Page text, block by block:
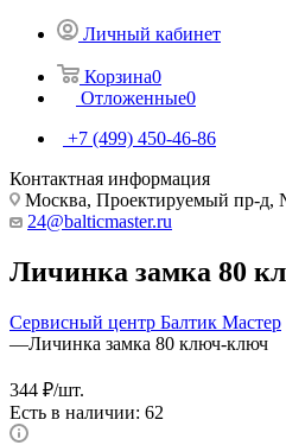
Личный кабинет
Корзина0
Отложенные0
+7 (499) 450-46-86
Контактная информация
Москва, Проектируемый пр-д,
24@balticmaster.ru
Личинка замка 80
Сервисный центр Балтик Мастер
—Личинка замка 80 ключ-ключ
344 ₽/шт.
Есть в наличии: 62